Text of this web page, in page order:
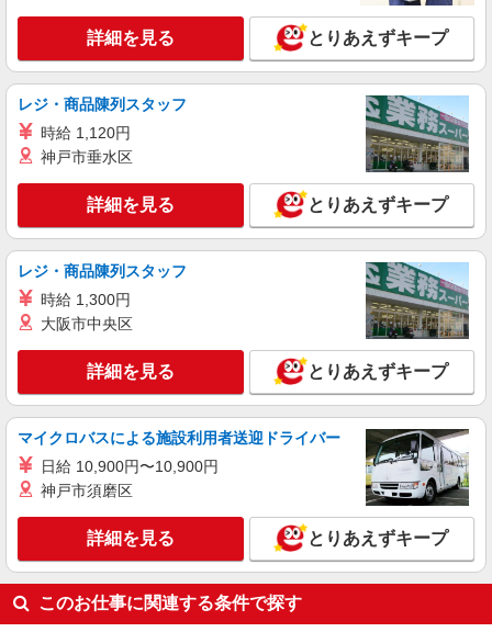
詳細を見る とりあえずキープ
レジ・商品陳列スタッフ
時給 1,120円
神戸市垂水区
詳細を見る とりあえずキープ
レジ・商品陳列スタッフ
時給 1,300円
大阪市中央区
詳細を見る とりあえずキープ
マイクロバスによる施設利用者送迎ドライバー
日給 10,900円〜10,900円
神戸市須磨区
詳細を見る とりあえずキープ
このお仕事に関連する条件で探す